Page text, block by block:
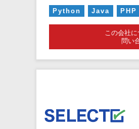
Python Java PHP
この会社
問い